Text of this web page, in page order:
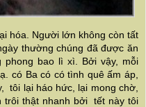
hóa. Người lớn không còn tất
thường chúng đã được ăn
phong bao lì xì. Bởi vậy, mỗi
có Ba có có tình quê ấm áp,
tôi lại háo hức, lại mong chờ,
trôi thật nhanh bởi tết này tôi